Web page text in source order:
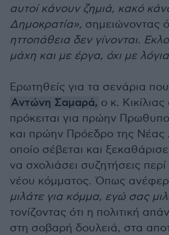
αυτοί κάνουν ζημιά, κακό
Δημοκρατία», σημειώνοντας
ηττοπάθεια δεν γίνονται.
μάχη και με έργα, όχι με
Ερωτηθείς για τα σενάρια
Αντώνη Σαμαρά, ο κ.
πρόκειται για πρώην
και πρώην Πρόεδρο της Νέας
οποίο σέβεται και ξεκαθάρισε
να σχολιάσει συζητήσεις
νέου κόμματος. Όπως
μιλάτε για κόμμα, εγώ σας
τονίζοντας ότι η πολιτική
στη σοβαρή δουλειά, στα